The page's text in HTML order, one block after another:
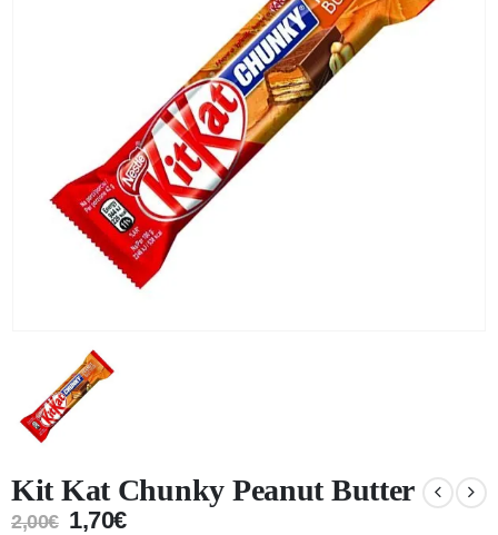
CONSEGNA
IN 24/48
Kit Kat Chunky Peanut Butter
2,00€ 1,70€